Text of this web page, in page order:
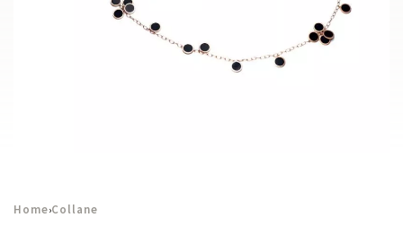
Home›Collane